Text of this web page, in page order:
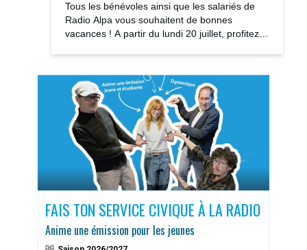
Tous les bénévoles ainsi que les salariés de
Radio Alpa vous souhaitent de bonnes
vacances ! A partir du lundi 20 juillet, profitez
FAIS TON SERVICE CIVIQUE À LA RADIO
Anime une émission pour les jeunes